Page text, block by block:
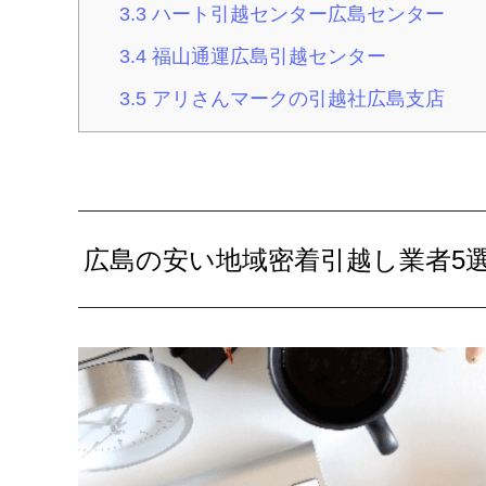
3.3 ハート引越センター広島センター
3.4 福山通運広島引越センター
3.5 アリさんマークの引越社広島支店
広島の安い地域密着引越し業者5